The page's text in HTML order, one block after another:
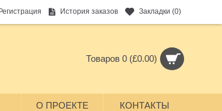
Регистрация История заказов Закладки (0)
Товаров 0 (£0.00)
О ПРОЕКТЕ КОНТАКТЫ